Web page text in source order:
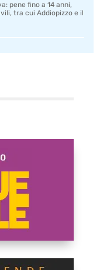
pene fino a 14 anni,
tra cui Addiopizzo e il